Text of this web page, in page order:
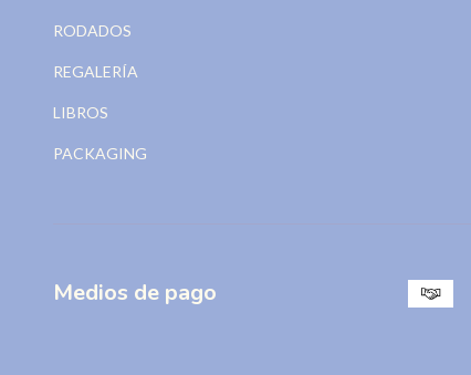
RODADOS
REGALERÍA
LIBROS
PACKAGING
Medios de pago